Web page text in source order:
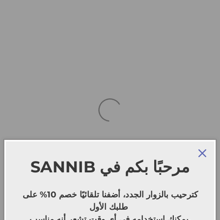
SANNIB
كترحيب بالزوار الجدد، أضفنا تلقائيًا خصم 10% على